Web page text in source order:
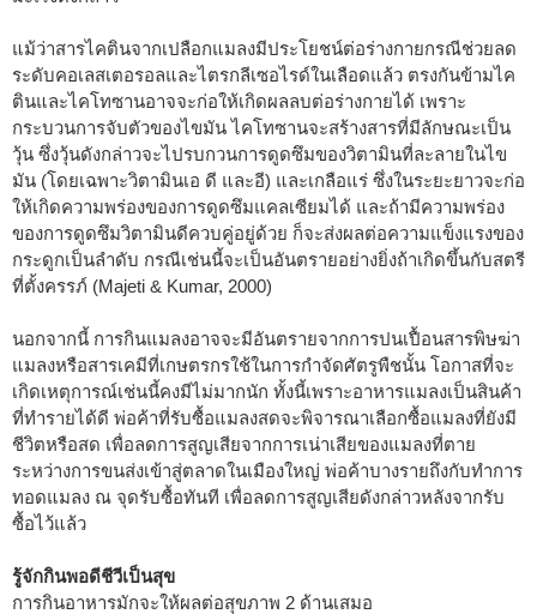
แม้ว่าสารไคตินจากเปลือกแมลงมีประโยชน์ต่อร่างกายกรณีช่วยลด
ระดับคอเลสเตอรอลและไตรกลีเซอไรด์ในเลือดแล้ว ตรงกันข้ามไค
ตินและไคโทซานอาจจะก่อให้เกิดผลลบต่อร่างกายได้ เพราะ
กระบวนการจับตัวของไขมัน ไคโทซานจะสร้างสารที่มีลักษณะเป็น
วุ้น ซึ่งวุ้นดังกล่าวจะไปรบกวนการดูดซึมของวิตามินที่ละลายในไข
มัน (โดยเฉพาะวิตามินเอ ดี และอี) และเกลือแร่ ซึ่งในระยะยาวจะก่อ
ให้เกิดความพร่องของการดูดซึมแคลเซียมได้ และถ้ามีความพร่อง
ของการดูดซึมวิตามินดีควบคู่อยู่ด้วย ก็จะส่งผลต่อความแข็งแรงของ
กระดูกเป็นลำดับ กรณีเช่นนี้จะเป็นอันตรายอย่างยิ่งถ้าเกิดขึ้นกับสตรี
ที่ตั้งครรภ์ (Majeti & Kumar, 2000)
นอกจากนี้ การกินแมลงอาจจะมีอันตรายจากการปนเปื้อนสารพิษฆ่า
แมลงหรือสารเคมีที่เกษตรกรใช้ในการกำจัดศัตรูพืชนั้น โอกาสที่จะ
เกิดเหตุการณ์เช่นนี้คงมีไม่มากนัก ทั้งนี้เพราะอาหารแมลงเป็นสินค้า
ที่ทำรายได้ดี พ่อค้าที่รับซื้อแมลงสดจะพิจารณาเลือกซื้อแมลงที่ยังมี
ชีวิตหรือสด เพื่อลดการสูญเสียจากการเน่าเสียของแมลงที่ตาย
ระหว่างการขนส่งเข้าสู่ตลาดในเมืองใหญ่ พ่อค้าบางรายถึงกับทำการ
ทอดแมลง ณ จุดรับซื้อทันที เพื่อลดการสูญเสียดังกล่าวหลังจากรับ
ซื้อไว้แล้ว
รู้จักกินพอดีชีวีเป็นสุข
การกินอาหารมักจะให้ผลต่อสุขภาพ 2 ด้านเสมอ